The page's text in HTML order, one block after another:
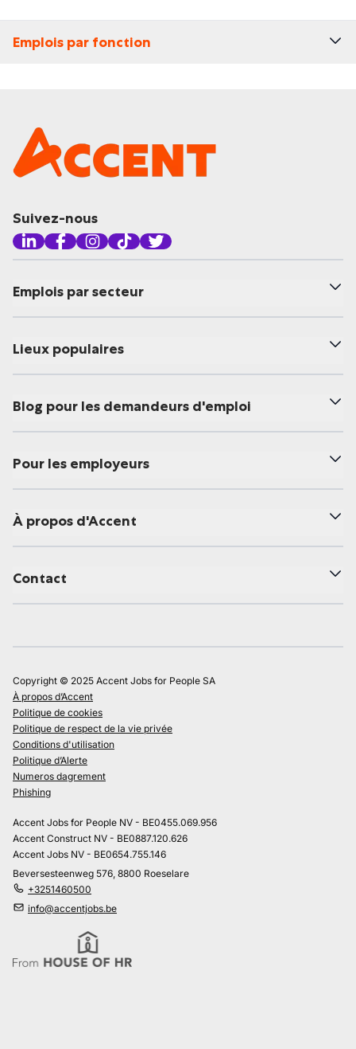
Emplois par fonction
Suivez-nous
Emplois par secteur
Lieux populaires
Blog pour les demandeurs d'emploi
Pour les employeurs
À propos d'Accent
Contact
Copyright © 2025 Accent Jobs for People SA
À propos d’Accent
Politique de cookies
Politique de respect de la vie privée
Conditions d'utilisation
Politique d’Alerte
Numeros dagrement
Phishing
Accent Jobs for People NV - BE0455.069.956
Accent Construct NV - BE0887.120.626
Accent Jobs NV - BE0654.755.146
Beversesteenweg 576, 8800 Roeselare
+3251460500
info@accentjobs.be